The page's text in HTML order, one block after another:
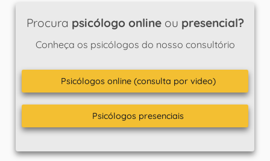
Procura psicólogo onlineou presencial?
Conheça os psicólogos do nosso consultório
Psicólogos online (consulta por video)
Psicólogos presenciais